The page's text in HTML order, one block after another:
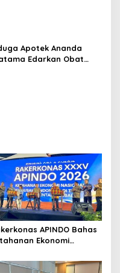
Apotek Ananda
Edarkan Obat
APINDO Bahas
Ekonomi
Pentingnya